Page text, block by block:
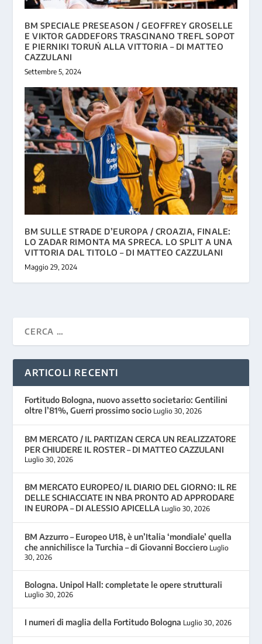
BM SPECIALE PRESEASON / GEOFFREY GROSELLE
E VIKTOR GADDEFORS TRASCINANO TREFL SOPOT
E PIERNIKI TORUŃ ALLA VITTORIA – DI MATTEO
CAZZULANI
Settembre 5, 2024
BM SULLE STRADE D’EUROPA / CROAZIA, FINALE:
LO ZADAR RIMONTA MA SPRECA. LO SPLIT A UNA
VITTORIA DAL TITOLO – DI MATTEO CAZZULANI
Maggio 29, 2024
ARTICOLI RECENTI
Fortitudo Bologna, nuovo assetto societario: Gentilini
oltre l’81%, Guerri prossimo socio Luglio 30, 2026
BM MERCATO / IL PARTIZAN CERCA UN REALIZZATORE
PER CHIUDERE IL ROSTER – DI MATTEO CAZZULANI
Luglio 30, 2026
BM MERCATO EUROPEO/ IL DIARIO DEL GIORNO: IL RE
DELLE SCHIACCIATE IN NBA PRONTO AD APPRODARE
IN EUROPA – DI ALESSIO APICELLA Luglio 30, 2026
BM Azzurro – Europeo U18, è un’Italia ‘mondiale’ quella
che annichilisce la Turchia – di Giovanni Bocciero Luglio
30, 2026
Bologna. Unipol Hall: completate le opere strutturali
Luglio 30, 2026
I numeri di maglia della Fortitudo Bologna Luglio 30, 2026